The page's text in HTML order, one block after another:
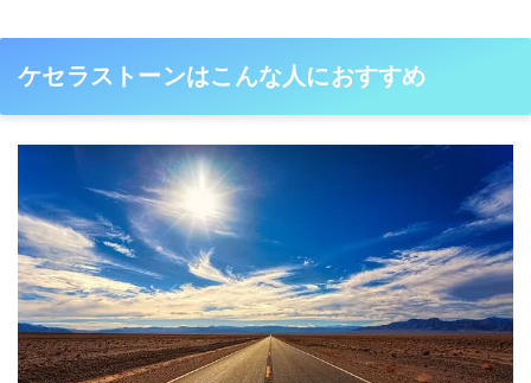
ケセラストーンはこんな人におすすめ